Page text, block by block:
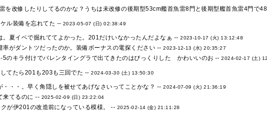
を改修したりしてるのかな？うちは未改修の後期型53cm艦首魚雷8門と後期型艦首魚雷4門で
ル装備を忘れてた -- 2023-05-07 (日) 02:38:49
。夏イベで掘れててよかった。201だけいなかったんだよなぁ --2023-10-17 (火) 13:12:48
率がダントツだったのか。装備ボーナスの電探ください --2023-12-13 (水) 20:35:27
5のキラ付けでバレンタイングラで出てきたのはびっくりした かわいいのお --2024-02-17 (土)
てたら201も203も三回でた --2024-03-30 (土) 13:50:30
・・・。早く角隠しを被せてあげなさいってことかな？ --2024-07-09 (火) 21:36:19
来てるのに -- 2025-02-09 (日) 23:22:04
が伊201の改造前になっている模様。 -- 2025-02-14 (金) 21:11:28